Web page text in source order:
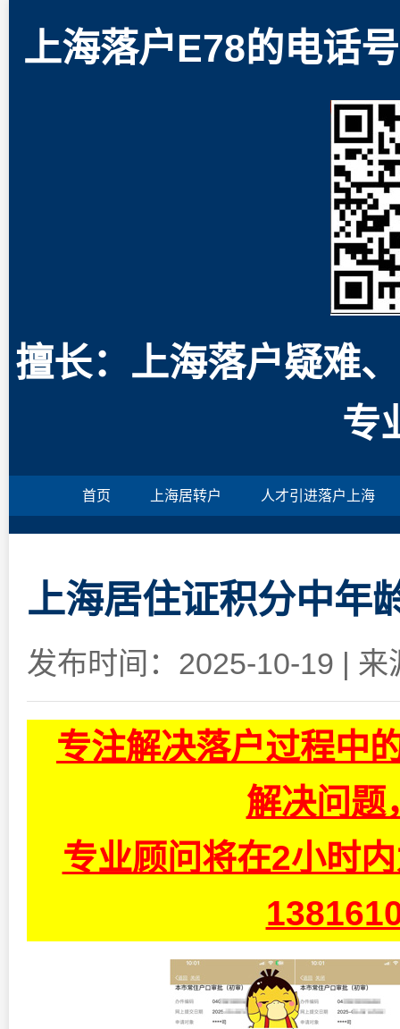
上海落户E78的电话
擅长：上海落户疑难
专
首页 上海居转户 人才引进落户上海
上海居住证积分中年
发布时间：2025-10-19 | 来
专注解决落户过程中
解决问题
专业顾问将在2小时